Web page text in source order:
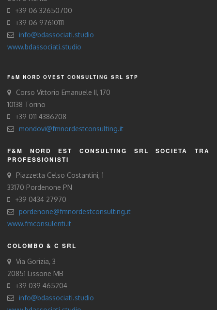
+39 06 32650700
+39 06 97610111
info@bdassociati.studio
www.bdassociati.studio
F&M NORD OVEST CONSULTING SRL STP
Corso Vittorio Emanuele II, 170
10138 Torino
+39 011 4386208
mondovi@fmnordestconsulting.it
F&M NORD EST CONSULTING SRL SOCIETÀ TRA
PROFESSIONISTI
Piazzetta Celso Costantini, 1
33170 Pordenone PN
+39 0434 27970
pordenone@fmnordestconsulting.it
www.fmconsulenti.it
COLOMBO & C SRL
Via Gorizia, 3
20851 Lissone MB
+39 039 465204
info@bdassociati.studio